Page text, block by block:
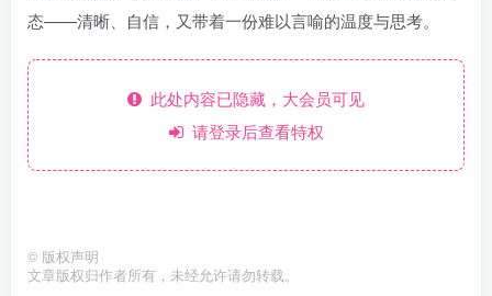
态——清晰、自信，又带着一份难以言喻的温度与思考。
此处内容已隐藏，大会员可见
请登录后查看特权
© 版权声明
文章版权归作者所有，未经允许请勿转载。